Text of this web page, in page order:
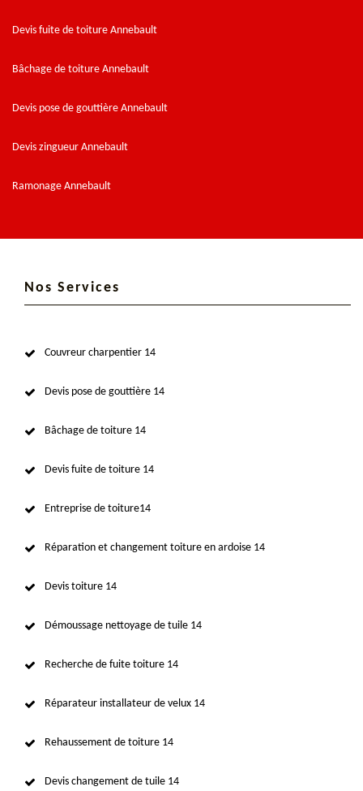
Devis fuite de toiture Annebault
Bâchage de toiture Annebault
Devis pose de gouttière Annebault
Devis zingueur Annebault
Ramonage Annebault
Nos Services
Couvreur charpentier 14
Devis pose de gouttière 14
Bâchage de toiture 14
Devis fuite de toiture 14
Entreprise de toiture14
Réparation et changement toiture en ardoise 14
Devis toiture 14
Démoussage nettoyage de tuile 14
Recherche de fuite toiture 14
Réparateur installateur de velux 14
Rehaussement de toiture 14
Devis changement de tuile 14